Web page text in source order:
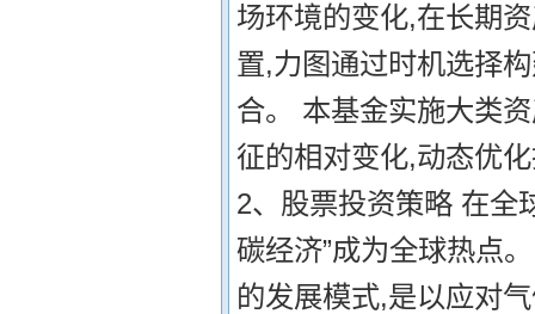
场环境的变化,在长期
置,力图通过时机选择
合。 本基金实施大类
征的相对变化,动态优
2、股票投资策略 在全
碳经济”成为全球热点
的发展模式,是以应对